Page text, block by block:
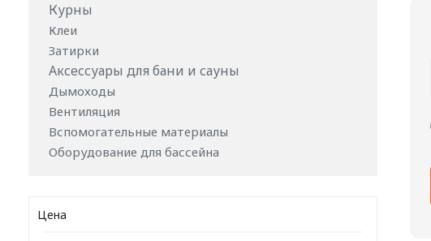
Курны
Клеи
Затирки
Аксессуары для бани и сауны
Дымоходы
Вентиляция
Вспомогательные материалы
Оборудование для бассейна
Цена